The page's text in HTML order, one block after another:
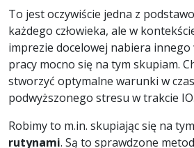
To jest oczywiście jedna z
każdego człowieka, ale w
imprezie docelowej nabiera innego
pracy mocno się na tym skupiam.
stworzyć optymalne warunki w
podwyższonego stresu w trakcie IO.
Robimy to m.in. skupiając się na
rutynami. Są to sprawdzone